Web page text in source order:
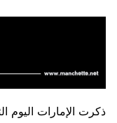
ذكرت الإمارات اليوم